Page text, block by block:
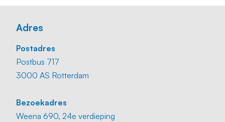
Adres
Postadres
Postbus 717
3000 AS Rotterdam
Bezoekadres
Weena 690, 24e verdieping